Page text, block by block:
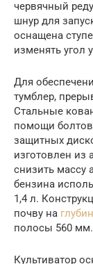
червячный
шнур для
оснащена
изменять угол
Для
тумблер,
Стальные
помощи
защитных
изготовлен из
снизить массу
бензина
1,4 л.
почву на
полосы 560 мм.
Культиватор